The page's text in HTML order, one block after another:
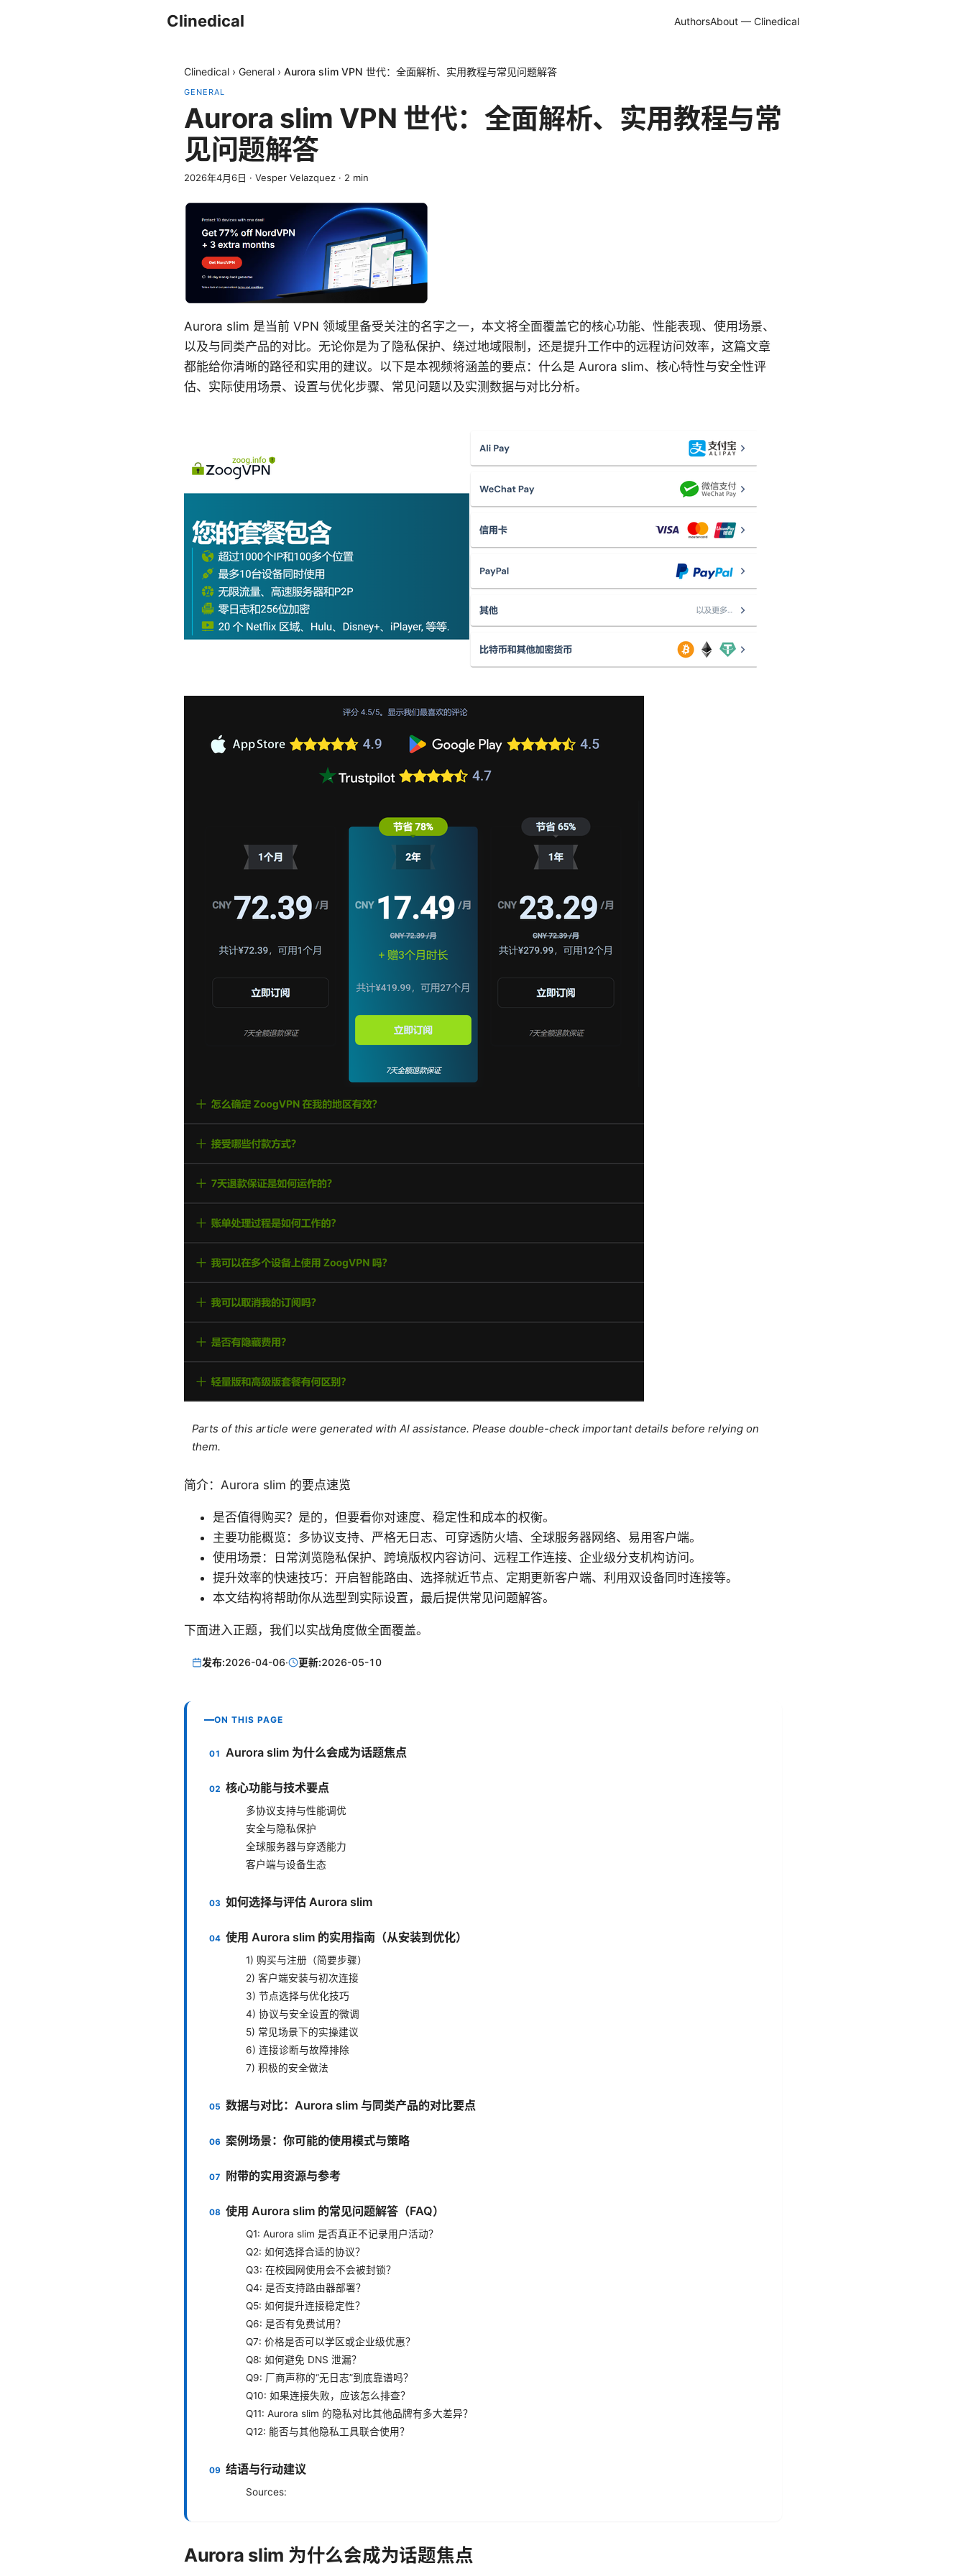
Clinedical AuthorsAbout — Clinedical
Clinedical › General › Aurora slim VPN 世代：全面解析、实用教程与常见问题解答
GENERAL
Aurora slim VPN 世代：全面解析、实用教程与常
见问题解答
2026年4月6日 · Vesper Velazquez · 2 min
Aurora slim 是当前 VPN 领域里备受关注的名字之一，本文将全面覆盖它的核心功能、性能表现、使用场景、
以及与同类产品的对比。无论你是为了隐私保护、绕过地域限制，还是提升工作中的远程访问效率，这篇文章
都能给你清晰的路径和实用的建议。以下是本视频将涵盖的要点：什么是 Aurora slim、核心特性与安全性评
估、实际使用场景、设置与优化步骤、常见问题以及实测数据与对比分析。
Parts of this article were generated with AI assistance. Please double-check important details before relying on
them.
简介：Aurora slim 的要点速览
是否值得购买？是的，但要看你对速度、稳定性和成本的权衡。
主要功能概览：多协议支持、严格无日志、可穿透防火墙、全球服务器网络、易用客户端。
使用场景：日常浏览隐私保护、跨境版权内容访问、远程工作连接、企业级分支机构访问。
提升效率的快速技巧：开启智能路由、选择就近节点、定期更新客户端、利用双设备同时连接等。
本文结构将帮助你从选型到实际设置，最后提供常见问题解答。
下面进入正题，我们以实战角度做全面覆盖。
发布:2026-04-06· 更新:2026-05-10
ON THIS PAGE
Aurora slim 为什么会成为话题焦点
核心功能与技术要点
多协议支持与性能调优
安全与隐私保护
全球服务器与穿透能力
客户端与设备生态
如何选择与评估 Aurora slim
使用 Aurora slim 的实用指南（从安装到优化）
1) 购买与注册（简要步骤）
2) 客户端安装与初次连接
3) 节点选择与优化技巧
4) 协议与安全设置的微调
5) 常见场景下的实操建议
6) 连接诊断与故障排除
7) 积极的安全做法
数据与对比：Aurora slim 与同类产品的对比要点
案例场景：你可能的使用模式与策略
附带的实用资源与参考
使用 Aurora slim 的常见问题解答（FAQ）
Q1: Aurora slim 是否真正不记录用户活动？
Q2: 如何选择合适的协议？
Q3: 在校园网使用会不会被封锁？
Q4: 是否支持路由器部署？
Q5: 如何提升连接稳定性？
Q6: 是否有免费试用？
Q7: 价格是否可以学区或企业级优惠？
Q8: 如何避免 DNS 泄漏？
Q9: 厂商声称的“无日志”到底靠谱吗？
Q10: 如果连接失败，应该怎么排查？
Q11: Aurora slim 的隐私对比其他品牌有多大差异？
Q12: 能否与其他隐私工具联合使用？
结语与行动建议
Sources:
Aurora slim 为什么会成为话题焦点